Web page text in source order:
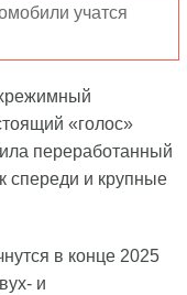
учатся
«голос»
переработанный
спереди и крупные
в конце 2025
и